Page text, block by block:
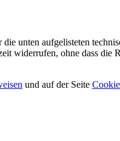
unten aufgelisteten
widerrufen, ohne dass die
und auf der Seite